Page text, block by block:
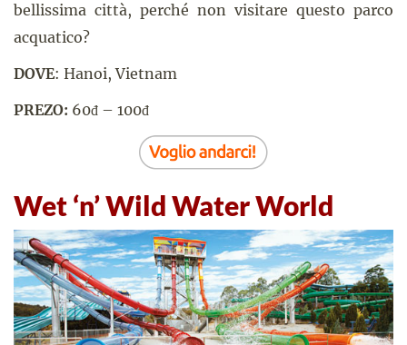
bellissima città, perché non visitare questo parco
acquatico?
DOVE: Hanoi, Vietnam
PREZO: 60đ – 100đ
Wet ‘n’ Wild Water World